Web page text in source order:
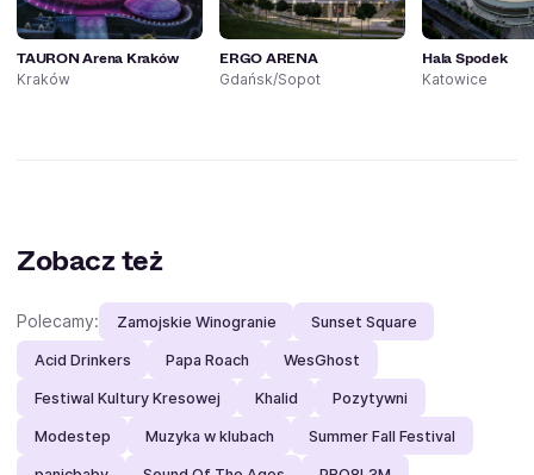
TAURON Arena Kraków
Kraków
ERGO ARENA
Gdańsk/Sopot
Hala Spodek
Katowice
Zobacz też
Polecamy: Zamojskie Winogranie Sunset Square
Acid Drinkers Papa Roach WesGhost
Festiwal Kultury Kresowej Khalid Pozytywni
Modestep Muzyka w klubach Summer Fall Festival